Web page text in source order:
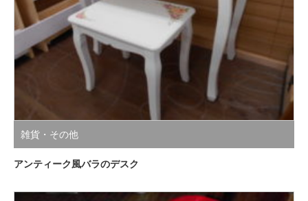
雑貨・その他
アンティーク風バラのデスク